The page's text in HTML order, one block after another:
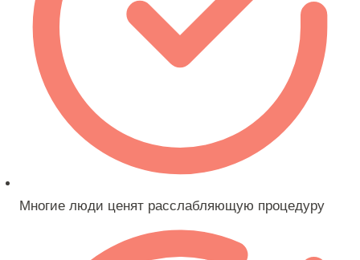
Многие люди ценят расслабляющую процедуру